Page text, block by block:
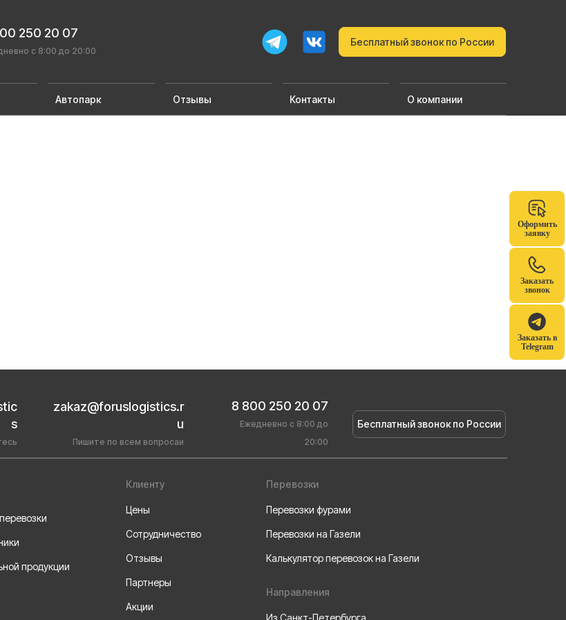
Оформить
заявку
Заказать
звонок
Заказать в
Telegram
250 20 07
с 8:00 до 20:00
Бесплатный звонок по России
Автопарк Отзывы Контакты О компании
s
zakaz@foruslogistics.r
u
Пишите по всем вопросаи
8 800 250 20 07
Ежедневно с 8:00 до
20:00
Бесплатный звонок по России
продукции
Клиенту
Цены
Сотрудничество
Отзывы
Партнеры
Акции
Перевозки
Перевозки фурами
Перевозки на Газели
Калькулятор перевозок на Газели
Направления